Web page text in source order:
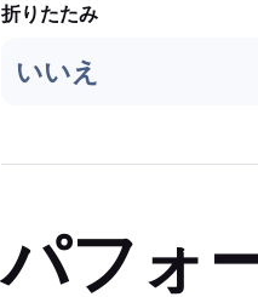
折りたたみ
いいえ
パフォ